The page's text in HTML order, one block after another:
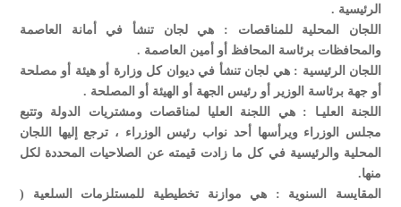
الرئيسية .
اللجان المحلية للمناقصات : هي لجان تنشأ في أمانة العاصمة
والمحافظات برئاسة المحافظ أو أمين العاصمة .
اللجان الرئيسية : هي لجان تنشأ في ديوان كل وزارة أو هيئة أو مصلحة
أو جهة برئاسة الوزير أو رئيس الجهة أو الهيئة أو المصلحة .
اللجنة العليـا : هي اللجنة العليا لمناقصات ومشتريات الدولة وتتبع
مجلس الوزراء ويرأسها أحد نواب رئيس الوزراء ، ترجع إليها اللجان
المحلية والرئيسية في كل ما زادت قيمته عن الصلاحيات المحددة لكل
منها.
المقايسة السنوية : هي موازنة تخطيطية للمستلزمات السلعية (